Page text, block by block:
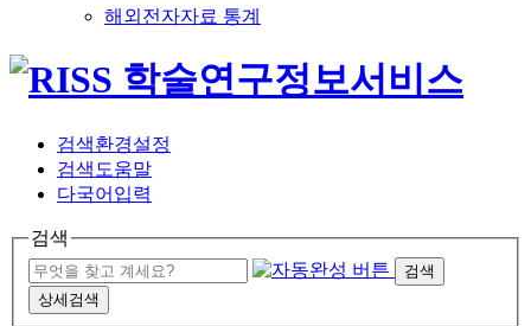
해외전자자료 통계
검색환경설정
검색도움말
다국어입력
검색
검색
상세검색